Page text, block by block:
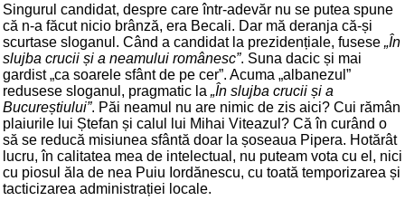
Singurul candidat, despre care într-adevăr nu se putea spune
că n-a făcut nicio brânză, era Becali. Dar mă deranja că-și
scurtase sloganul. Când a candidat la prezidențiale, fusese „În
slujba crucii și a neamului românesc”. Suna dacic și mai
gardist „ca soarele sfânt de pe cer”. Acuma „albanezul”
redusese sloganul, pragmatic la „În slujba crucii și a
Bucureștiului”. Păi neamul nu are nimic de zis aici? Cui rămân
plaiurile lui Ștefan și calul lui Mihai Viteazul? Că în curând o
să se reducă misiunea sfântă doar la șoseaua Pipera. Hotărât
lucru, în calitatea mea de intelectual, nu puteam vota cu el, nici
cu piosul ăla de nea Puiu Iordănescu, cu toată temporizarea și
tacticizarea administrației locale.